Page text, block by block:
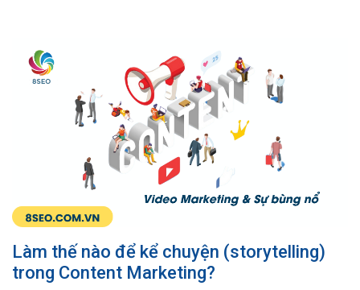
Làm thế nào để kể chuyện (storytelling)
trong Content Marketing?